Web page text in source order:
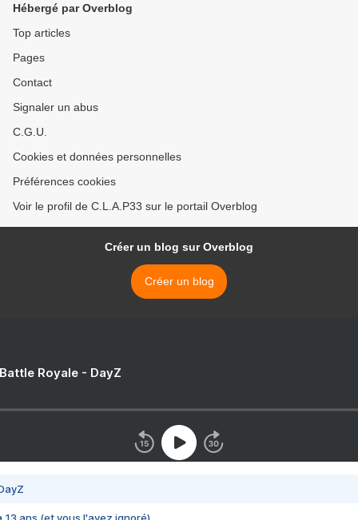
Hébergé par Overblog
Top articles
Pages
Contact
Signaler un abus
C.G.U.
Cookies et données personnelles
Préférences cookies
Voir le profil de C.L.A.P33 sur le portail Overblog
Créer un blog sur Overblog
Créer un blog
Royale - DayZ